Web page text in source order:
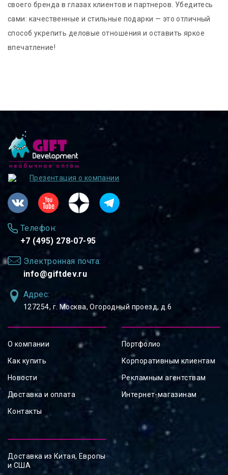
своего бренда в глазах клиентов и партнеров. Убедитесь
сами: качественные и стильные подарки — это отличный
способ укрепить деловые отношения и оставить яркое
впечатление!
Презентация о компании
Телефон:
+7 (495) 278-07-95
Электронная почта:
info@giftdev.ru
Адрес:
127254, ⁠г. Москва, Огородный проезд, д.6
О компании
Как купить
Новости
Доставка и оплата
Контакты
Портфолио
Корпоративным клиентам
Рекламным агентствам
Интернет-магазинам
Доставка из Китая, Европы
и США